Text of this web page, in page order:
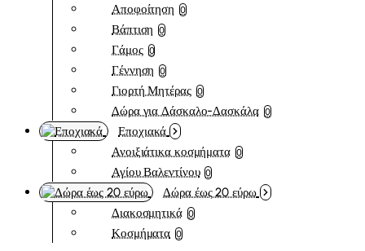
Αποφοίτηση 0
Βάπτιση 0
Γάμος 0
Γέννηση 0
Γιορτή Μητέρας 0
Δώρα για Δάσκαλο-Δασκάλα 0
Εποχιακά
Ανοιξιάτικα κοσμήματα 0
Αγίου Βαλεντίνου 0
Δώρα έως 20 εύρω
Διακοσμητικά 0
Κοσμήματα 0